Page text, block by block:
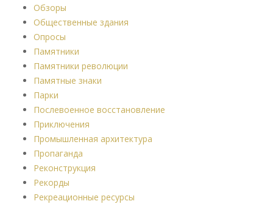
Обзоры
Общественные здания
Опросы
Памятники
Памятники революции
Памятные знаки
Парки
Послевоенное восстановление
Приключения
Промышленная архитектура
Пропаганда
Реконструкция
Рекорды
Рекреационные ресурсы